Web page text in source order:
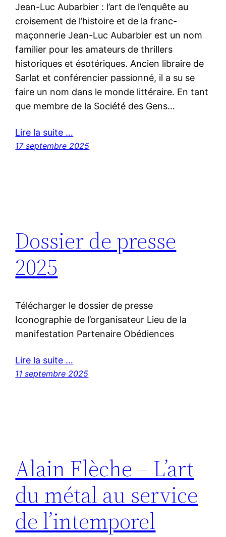
Jean-Luc Aubarbier : l’art de l’enquête au
croisement de l’histoire et de la franc-
maçonnerie Jean-Luc Aubarbier est un nom
familier pour les amateurs de thrillers
historiques et ésotériques. Ancien libraire de
Sarlat et conférencier passionné, il a su se
faire un nom dans le monde littéraire. En tant
que membre de la Société des Gens…
Lire la suite …
17 septembre 2025
Dossier de presse
2025
Télécharger le dossier de presse
Iconographie de l’organisateur Lieu de la
manifestation Partenaire Obédiences
Lire la suite …
11 septembre 2025
Alain Flèche – L’art
du métal au service
de l’intemporel